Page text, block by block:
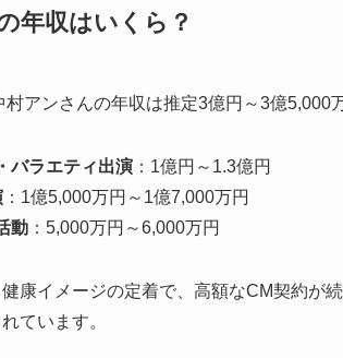
年収はいくら？
村アンさんの年収は推定3億円～3億5,000
バラエティ出演 ：1億円～1.3億円
：1億5,000万円～1億7,000万円
動 ：5,000万円～6,000万円
康イメージの定着で、高額なCM契約が
ています。